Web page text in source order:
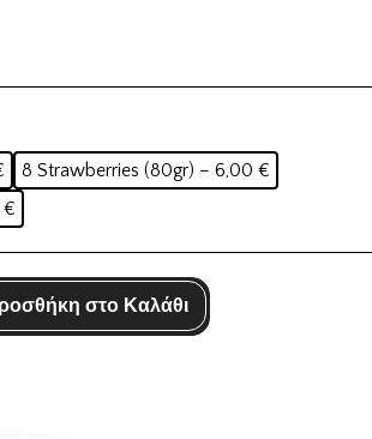
8 Strawberries (80gr) – 6,00 €
€
στο Καλάθι
×